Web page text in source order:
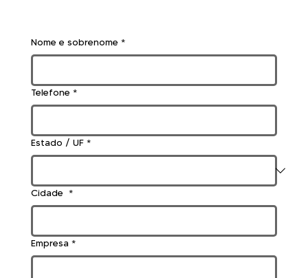
Nome e sobrenome *
Telefone *
Estado / UF *
Cidade *
Empresa *